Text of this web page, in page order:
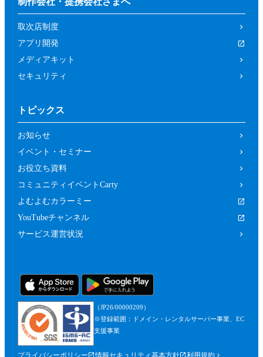
取次店制度
アプリ開発
メディアキット
セキュリティ
トピックス
お知らせ
イベント・セミナー
お役立ち資料
コミュニティイベントCarty
よむよむカラーミー
YouTubeチャンネル
サービス運営状況
（JP26/00000209）
※登録範囲：ドメイン・レンタルサーバー事業、EC
支援事業